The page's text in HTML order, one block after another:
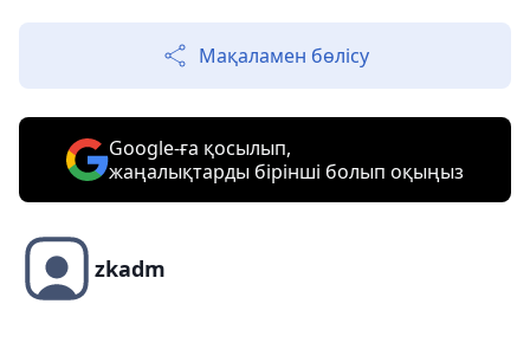
Мақаламен бөлісу
Google-ға қосылып,
жаңалықтарды бірінші болып оқыңыз
zkadm